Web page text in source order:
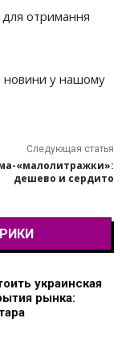
отримання
новини у нашому
Следующая статья
«малолитражки»:
дешево и сердито
украинская
рынка: